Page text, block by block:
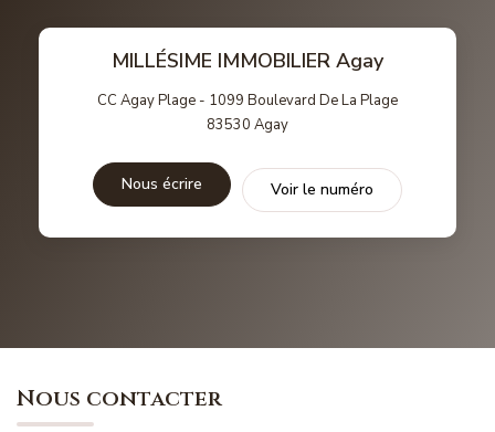
MILLÉSIME IMMOBILIER Agay
CC Agay Plage - 1099 Boulevard De La Plage
83530 Agay
Nous écrire Voir le numéro
Nous contacter